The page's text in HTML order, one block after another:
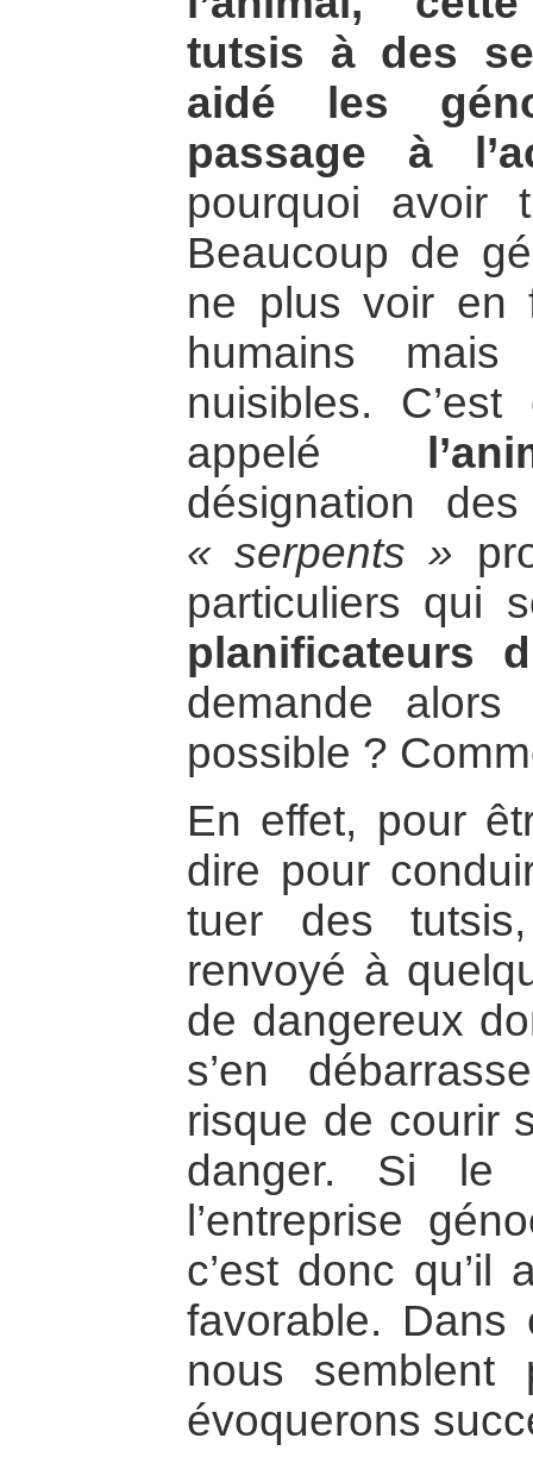
tutsis à des
aidé les
passage à
pourquoi
Beaucoup de
ne plus voir en
humains
nuisibles.
appelé
désignation
« serpents »
particuliers qui
planificateurs
demande
possible ?
En effet, pour
dire pour
tuer des
renvoyé à
de dangereux
s’en
risque de courir
danger. Si le
l’entreprise
c’est donc qu’il
favorable.
nous semblent
évoquerons